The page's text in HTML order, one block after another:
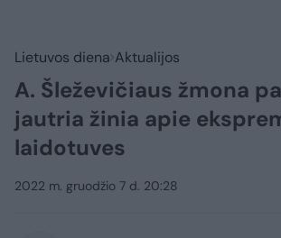
Lietuvos diena Aktualijos
A. Šleževičiaus žmona
jautria žinia apie
laidotuves
2022 m. gruodžio 7 d. 20:28